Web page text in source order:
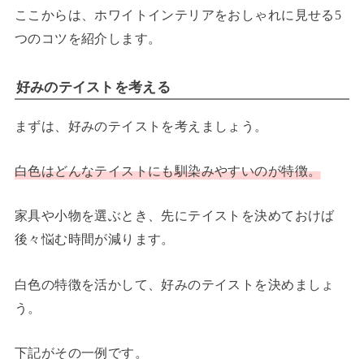
ここからは、ホワイトインテリアをおしゃれに見せる5
つのコツを紹介します。
好みのテイストを考える
まずは、好みのテイストを考えましょう。
白色はどんなテイストにも馴染みやすいのが特徴。
家具や小物を選ぶとき、先にテイストを決めておけば
後々悩む時間が減ります。
白色の特徴を活かして、好みのテイストを決めましょ
う。
下記がその一例です。